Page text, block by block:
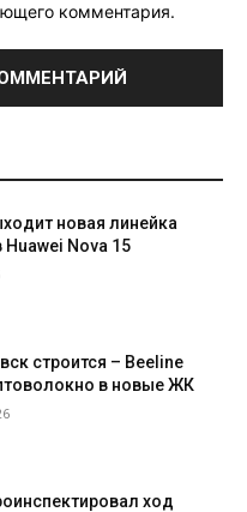
комментария.
новая линейка
Nova 15
строится – Beeline
в новые ЖК
ход